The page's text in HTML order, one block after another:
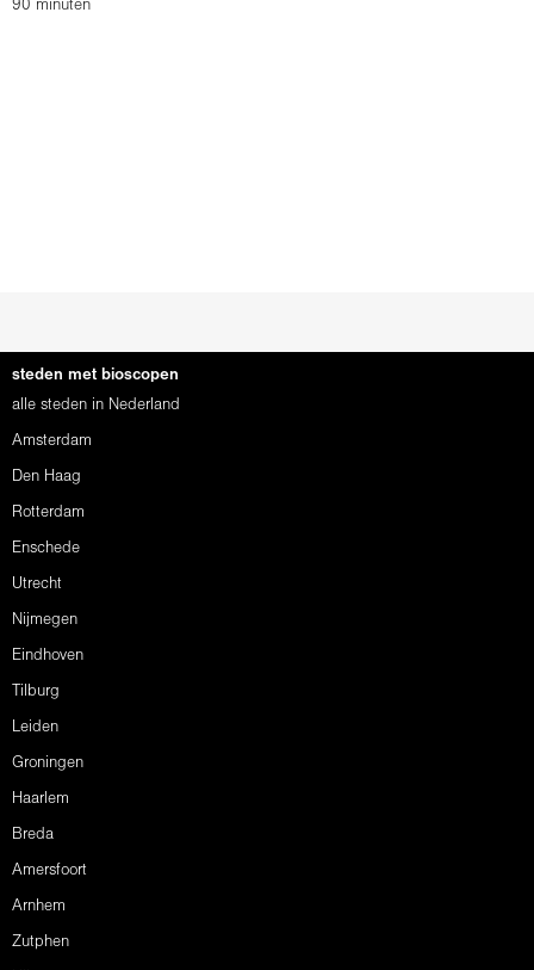
90 minuten
steden met bioscopen
alle steden in Nederland
Amsterdam
Den Haag
Rotterdam
Enschede
Utrecht
Nijmegen
Eindhoven
Tilburg
Leiden
Groningen
Haarlem
Breda
Amersfoort
Arnhem
Zutphen